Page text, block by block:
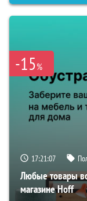
-15%
17:21:06
Любые товары
магазине Hoff